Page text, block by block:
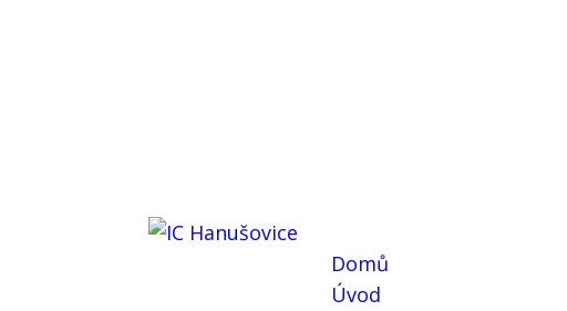
Domů
Úvod